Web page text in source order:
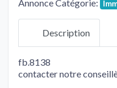
Annonce Catégorie:
Description
fb.8138
contacter notre